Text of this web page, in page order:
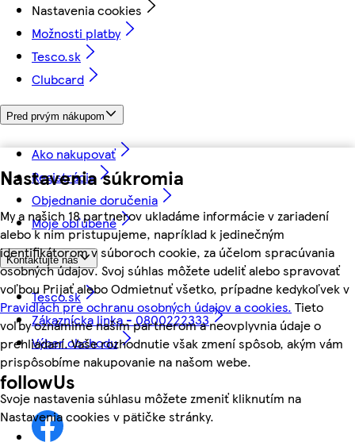
Nastavenia súkromia
My a našich 18 partnerov ukladáme informácie v zariadení
alebo k nim pristupujeme, napríklad k jedinečným
identifikátorom v súboroch cookie, za účelom spracúvania
osobných údajov. Svoj súhlas môžete udeliť alebo spravovať
voľbou Prijať alebo Odmietnuť všetko, prípadne kedykoľvek v
Pravidlách pre ochranu osobných údajov a cookies. Tieto
voľby oznámime našim partnerom a neovplyvnia údaje o
prehliadaní. Vaše rozhodnutie však zmení spôsob, akým vám
prispôsobíme nakupovanie na našom webe.
Svoje nastavenia súhlasu môžete zmeniť kliknutím na
Nastavenia cookies v pätičke stránky.
Nastavenia cookies
Možnosti platby
Tesco.sk
Clubcard
Pred prvým nákupom
Ako nakupovať
Registrácia
Objednanie doručenia
Moje obľúbené
Kontaktujte nás
Tesco.sk
Zákaznícka linka - 0800222333
Výber obchodu
followUs